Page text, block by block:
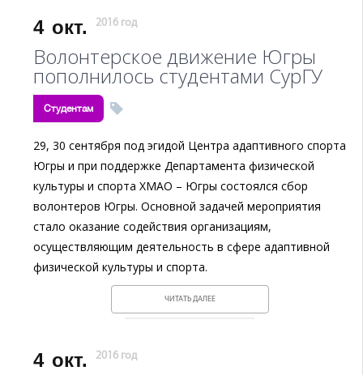
4 окт. 2016 год
Волонтерское движение Югры
пополнилось студентами СурГУ
Студентам
29, 30 сентября под эгидой Центра адаптивного спорта
Югры и при поддержке Департамента физической
культуры и спорта ХМАО ­– Югры состоялся сбор
волонтеров Югры. Основной задачей мероприятия
стало оказание содействия организациям,
осуществляющим деятельность в сфере адаптивной
физической культуры и спорта.
ЧИТАТЬ ДАЛЕЕ
4 окт. 2016 год